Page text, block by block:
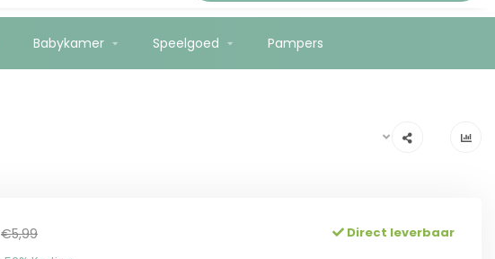
Babykamer Speelgoed Pampers
€5,99 Direct leverbaar